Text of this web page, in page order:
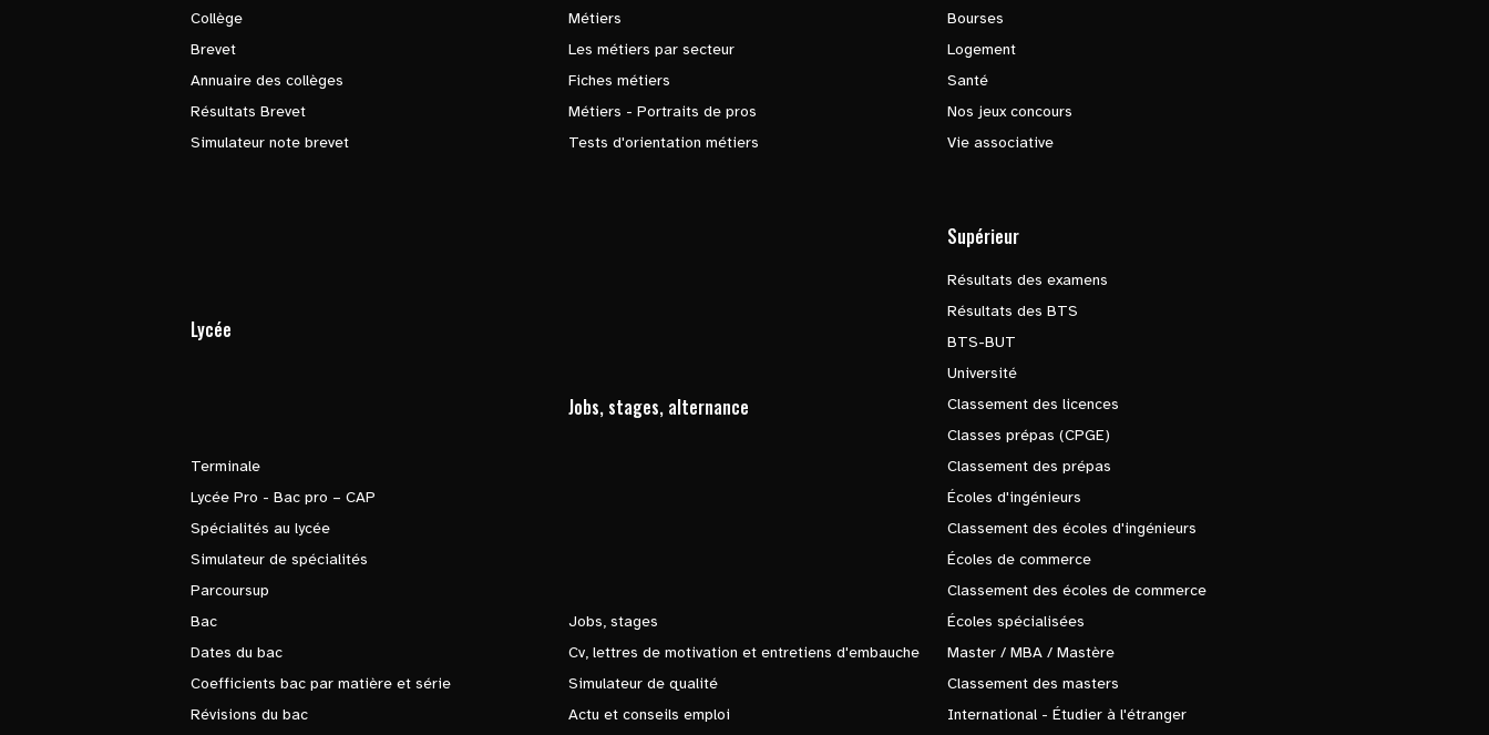
Collège
Brevet
Annuaire des collèges
Résultats Brevet
Simulateur note brevet
Métiers
Les métiers par secteur
Fiches métiers
Métiers - Portraits de pros
Tests d'orientation métiers
Bourses
Logement
Santé
Nos jeux concours
Vie associative
Lycée
Terminale
Lycée Pro - Bac pro – CAP
Spécialités au lycée
Simulateur de spécialités
Parcoursup
Bac
Dates du bac
Coefficients bac par matière et série
Révisions du bac
Jobs, stages, alternance
Jobs, stages
Cv, lettres de motivation et entretiens d'embauche
Simulateur de qualité
Actu et conseils emploi
Supérieur
Résultats des examens
Résultats des BTS
BTS-BUT
Université
Classement des licences
Classes prépas (CPGE)
Classement des prépas
Écoles d'ingénieurs
Classement des écoles d'ingénieurs
Écoles de commerce
Classement des écoles de commerce
Écoles spécialisées
Master / MBA / Mastère
Classement des masters
International - Étudier à l'étranger